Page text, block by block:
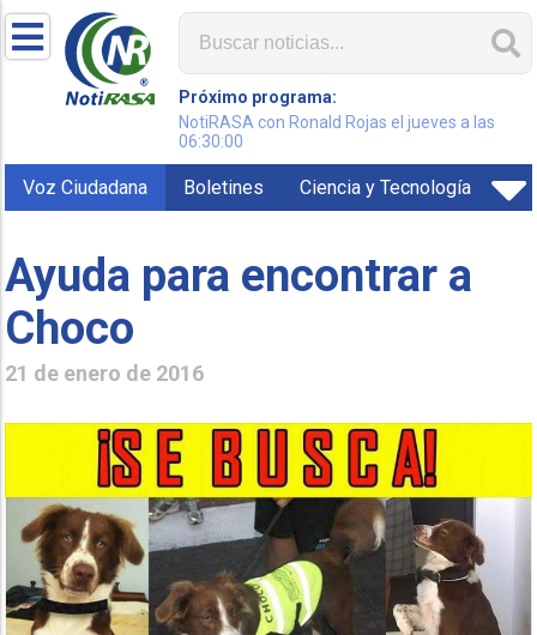
Próximo programa:
NotiRASA con Ronald Rojas el jueves a las
06:30:00
Voz Ciudadana Boletines Ciencia y Tecnología
Ayuda para encontrar a
Choco
21 de enero de 2016